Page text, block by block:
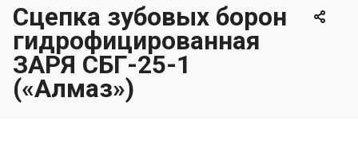
Сцепка зубовых борон
гидрофицированная
ЗАРЯ СБГ-25-1
(«Алмаз»)